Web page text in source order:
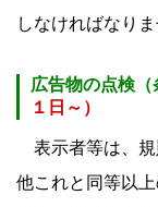
しなければなりま
広告物の点検（
１日～）
表示者等は、規
他これと同等以